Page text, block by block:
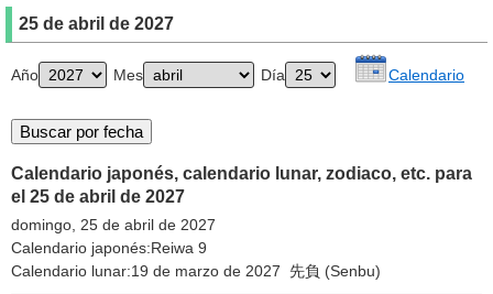
25 de abril de 2027
Año Mes Día Calendario
Calendario japonés, calendario lunar, zodiaco, etc. para
el 25 de abril de 2027
domingo, 25 de abril de 2027
Calendario japonés:Reiwa 9
Calendario lunar:19 de marzo de 2027 先負 (Senbu)